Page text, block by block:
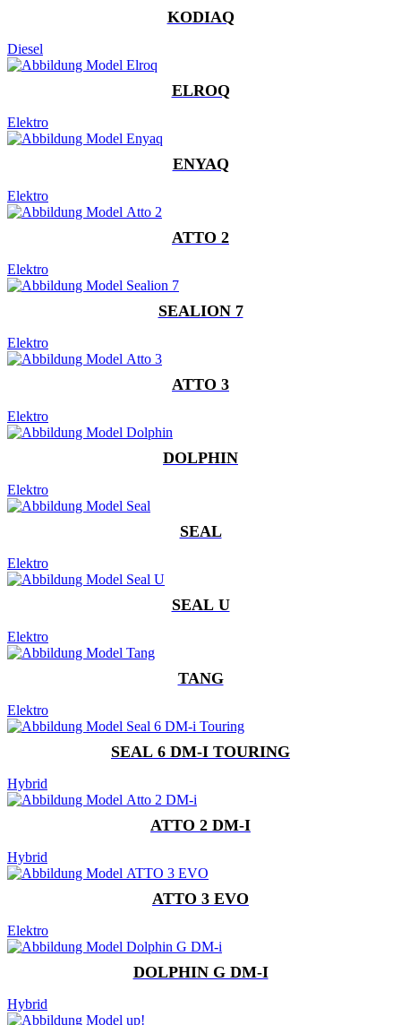
KODIAQ
Diesel
ELROQ
Elektro
ENYAQ
Elektro
ATTO 2
Elektro
SEALION 7
Elektro
ATTO 3
Elektro
DOLPHIN
Elektro
SEAL
Elektro
SEAL U
Elektro
TANG
Elektro
SEAL 6 DM-I TOURING
Hybrid
ATTO 2 DM-I
Hybrid
ATTO 3 EVO
Elektro
DOLPHIN G DM-I
Hybrid